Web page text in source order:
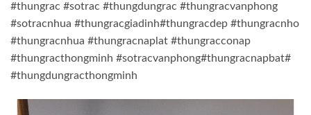
#thungrac #sotrac #thungdungrac #thungracvanphong
#sotracnhua #thungracgiadinh#thungracdep #thungracnho
#thungracnhua #thungracnaplat #thungracconap
#thungracthongminh #sotracvanphong#thungracnapbat#
#thungdungracthongminh